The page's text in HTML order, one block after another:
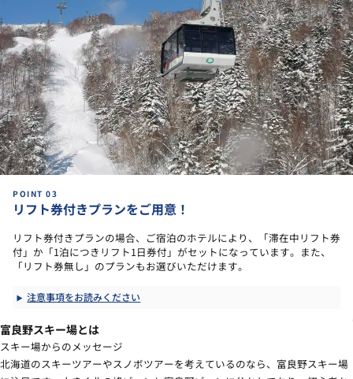
リフト券付きプランをご用意！
リフト券付きプランの場合、ご宿泊のホテルにより、「滞在中リフト券
付」か「1泊につきリフト1日券付」がセットになっています。また、
「リフト券無し」のプランもお選びいただけます。
注意事項をお読みください
富良野スキー場とは
スキー場からのメッセージ
北海道のスキーツアーやスノボツアーを考えているのなら、富良野スキー場